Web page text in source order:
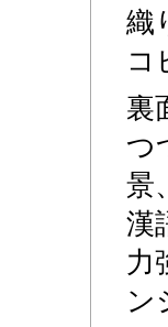
織
コ
裏
つ
景
漢
力
ン